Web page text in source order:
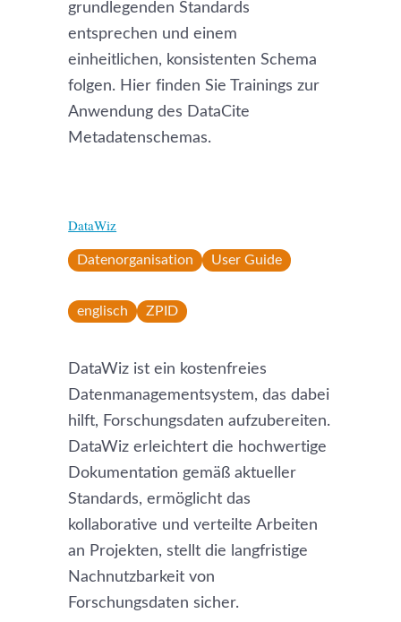
grundlegenden Standards
entsprechen und einem
einheitlichen, konsistenten Schema
folgen. Hier finden Sie Trainings zur
Anwendung des DataCite
Metadatenschemas.
DataWiz
Datenorganisation User Guide
englisch ZPID
DataWiz ist ein kostenfreies
Datenmanagementsystem, das dabei
hilft, Forschungsdaten aufzubereiten.
DataWiz erleichtert die hochwertige
Dokumentation gemäß aktueller
Standards, ermöglicht das
kollaborative und verteilte Arbeiten
an Projekten, stellt die langfristige
Nachnutzbarkeit von
Forschungsdaten sicher.